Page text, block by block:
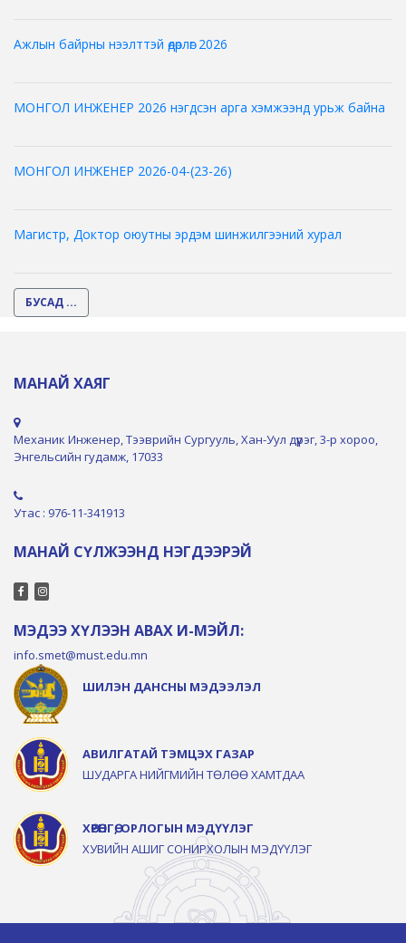
Ажлын байрны нээлттэй өдөрлөг 2026
МОНГОЛ ИНЖЕНЕР 2026 нэгдсэн арга хэмжээнд урьж байна
МОНГОЛ ИНЖЕНЕР 2026-04-(23-26)
Магистр, Доктор оюутны эрдэм шинжилгээний хурал
БУСАД ...
МАНАЙ ХАЯГ
Механик Инженер, Тээврийн Сургууль, Хан-Уул дүүрэг, 3-р хороо,
Энгельсийн гудамж, 17033
Утас : 976-11-341913
МАНАЙ СҮЛЖЭЭНД НЭГДЭЭРЭЙ
МЭДЭЭ ХҮЛЭЭН АВАХ И-МЭЙЛ:
info.smet@must.edu.mn
ШИЛЭН ДАНСНЫ МЭДЭЭЛЭЛ
АВИЛГАТАЙ ТЭМЦЭХ ГАЗАР
ШУДАРГА НИЙГМИЙН ТӨЛӨӨ ХАМТДАА
ХӨРӨНГӨ, ОРЛОГЫН МЭДҮҮЛЭГ
ХУВИЙН АШИГ СОНИРХОЛЫН МЭДҮҮЛЭГ